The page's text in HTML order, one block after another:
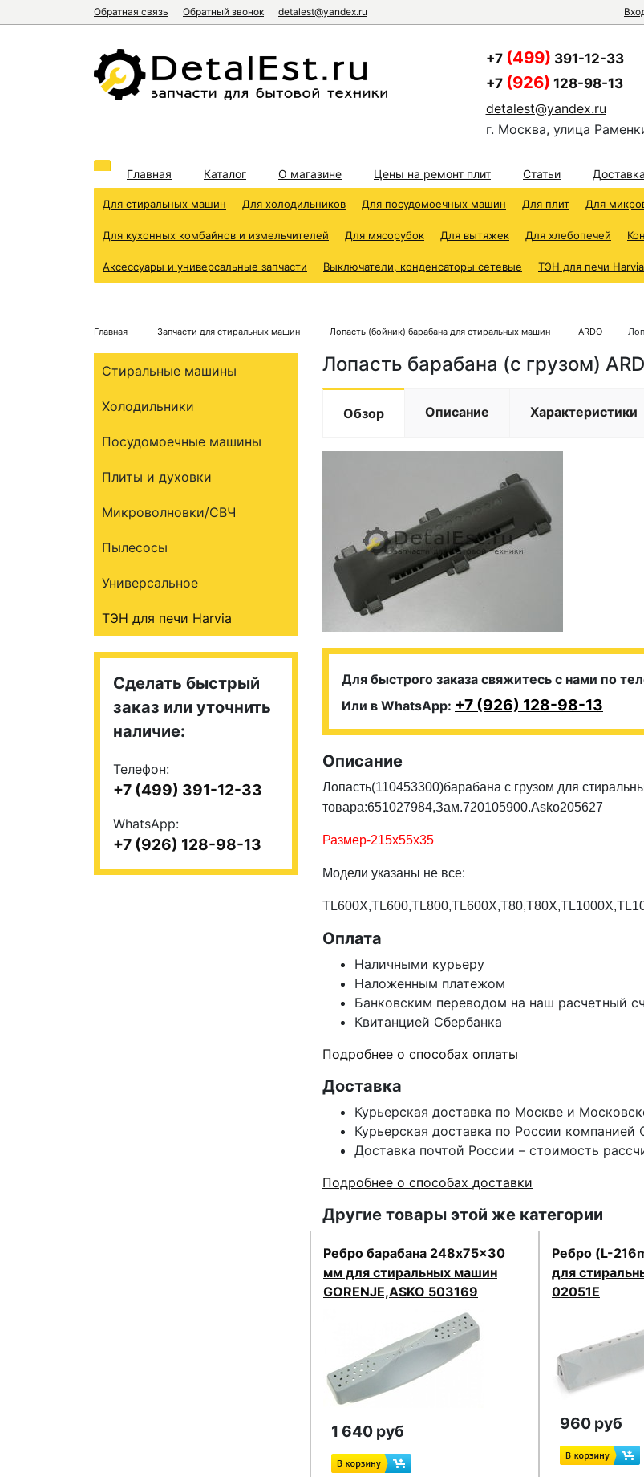
Обратная связь Обратный звонок detalest@yandex.ru
+7 (499) 391-12-33
+7 (926) 128-98-13
detalest@yandex.ru
г. Москва, улица
Главная Каталог О магазине Цены на ремонт плит Статьи Доставка
Для стиральных машин Для холодильников Для посудомоечных машин Для плит Для
Для кухонных комбайнов и измельчителей Для мясорубок Для вытяжек Для хлебопечей
Аксессуары и универсальные запчасти Выключатели, конденсаторы сетевые ТЭН для печи Harvia
Главная Запчасти для стиральных машин Лопасть (бойник) барабана для стиральных машин ARDO
Лопасть барабана (с грузом)
Обзор Описание Характеристики
Для быстрого заказа свяжитесь с нами по
Или в WhatsApp: +7 (926) 128-98-13
Описание
Лопасть(110453300)барабана с грузом для
товара:651027984,Зам.720105900.Asko205627
Размер-215x55x35
Модели указаны не все:
TL600X,TL600,TL800,TL600X,T80,T80X,TL1000X,
Оплата
Наличными курьеру
Наложенным платежом
Банковским переводом на наш расчетный
Квитанцией Сбербанка
Подробнее о способах оплаты
Доставка
Курьерская доставка по Москве и
Курьерская доставка по России
Доставка почтой России – стоимость
Подробнее о способах доставки
Другие товары этой же категории
Ребро барабана 248x75x30
мм для стиральных машин
GORENJE,ASKO 503169
1 640 руб
Ребро (L-
для
02051E
960 руб
Стиральные машины
Холодильники
Посудомоечные машины
Плиты и духовки
Микроволновки/СВЧ
Пылесосы
Универсальное
ТЭН для печи Harvia
Сделать быстрый
заказ или уточнить
наличие:
Телефон:
+7 (499) 391-12-33
WhatsApp:
+7 (926) 128-98-13